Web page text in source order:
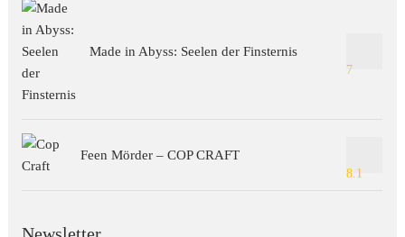
Made in Abyss: Seelen der Finsternis
7
Feen Mörder – COP CRAFT
8.1